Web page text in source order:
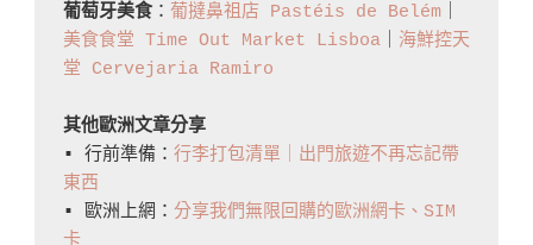
葡萄牙美食 ： 葡撻鼻祖店 Pastéis de Belém
美食食堂 Time Out Market Lisboa
海鮮控天
堂 Cervejaria Ramiro
其他歐洲文章分享
▪️ 行前準備： 行李打包清單｜出門旅遊不再忘記帶
東西
▪️ 歐洲上網： 分享我們無限回購的歐洲網卡、SIM
卡